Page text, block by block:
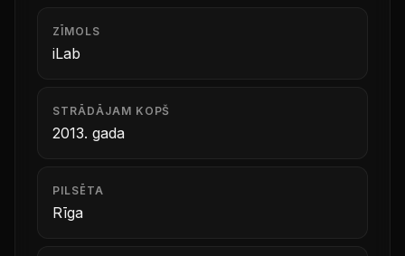
ZĪMOLS
iLab
STRĀDĀJAM KOPŠ
2013. gada
PILSĒTA
Rīga